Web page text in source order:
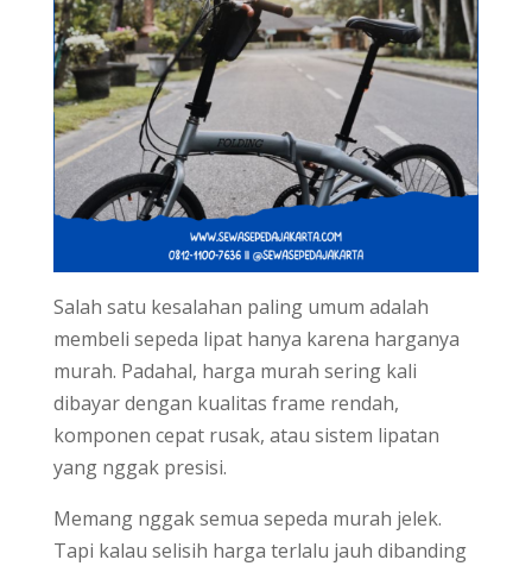
Salah satu kesalahan paling umum adalah
membeli sepeda lipat hanya karena harganya
murah. Padahal, harga murah sering kali
dibayar dengan kualitas frame rendah,
komponen cepat rusak, atau sistem lipatan
yang nggak presisi.
Memang nggak semua sepeda murah jelek.
Tapi kalau selisih harga terlalu jauh dibanding